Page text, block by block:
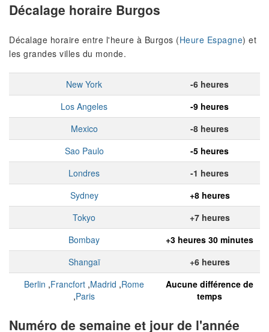
Décalage horaire Burgos
Décalage horaire entre l'heure à Burgos (Heure Espagne) et
les grandes villes du monde.
New York
-6 heures
Los Angeles
-9 heures
Mexico
-8 heures
Sao Paulo
-5 heures
Londres
-1 heures
Sydney
+8 heures
Tokyo
+7 heures
Bombay
+3 heures 30 minutes
Shangaï
+6 heures
Berlin ,Francfort ,Madrid ,Rome
,Paris
Aucune différence de
temps
Numéro de semaine et jour de l'année